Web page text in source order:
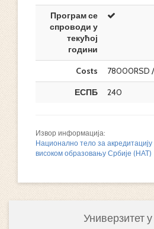
Програм се
спроводи у
текућој
години
Costs
78000RSD
ЕСПБ
240
Извор информација:
Национално тело за
високом образовању Србије (НАТ)
Универзитет